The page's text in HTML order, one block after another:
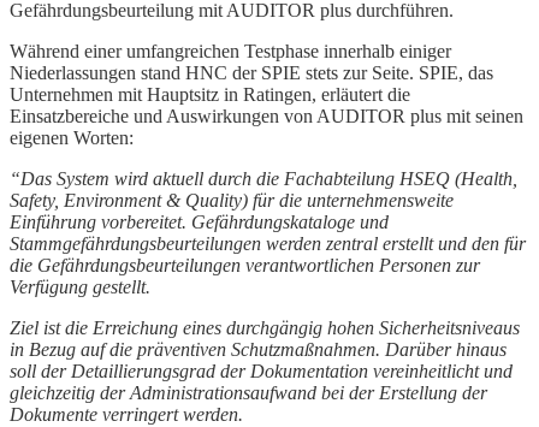
Gefährdungsbeurteilung mit AUDITOR plus durchführen.
Während einer umfangreichen Testphase innerhalb einiger
Niederlassungen stand HNC der SPIE stets zur Seite. SPIE, das
Unternehmen mit Hauptsitz in Ratingen, erläutert die
Einsatzbereiche und Auswirkungen von AUDITOR plus mit seinen
eigenen Worten:
“Das System wird aktuell durch die Fachabteilung HSEQ (Health,
Safety, Environment & Quality) für die unternehmensweite
Einführung vorbereitet. Gefährdungskataloge und
Stammgefährdungsbeurteilungen werden zentral erstellt und den für
die Gefährdungsbeurteilungen verantwortlichen Personen zur
Verfügung gestellt.
Ziel ist die Erreichung eines durchgängig hohen Sicherheitsniveaus
in Bezug auf die präventiven Schutzmaßnahmen. Darüber hinaus
soll der Detaillierungsgrad der Dokumentation vereinheitlicht und
gleichzeitig der Administrationsaufwand bei der Erstellung der
Dokumente verringert werden.